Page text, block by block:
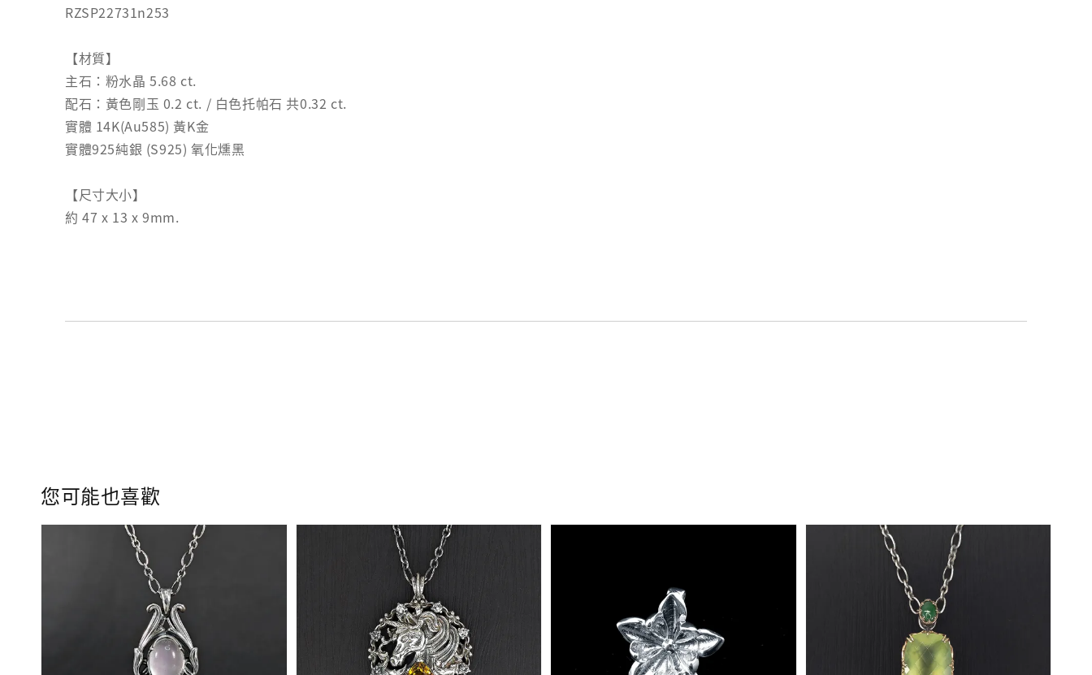
RZSP22731n253
【材質】
主石：粉水晶 5.68 ct.
配石：黃色剛玉 0.2 ct. / 白色托帕石 共0.32 ct.
實體 14K(Au585) 黃K金
實體925純銀 (S925) 氧化燻黑
【尺寸大小】
約 47 x 13 x 9mm.
您可能也喜歡